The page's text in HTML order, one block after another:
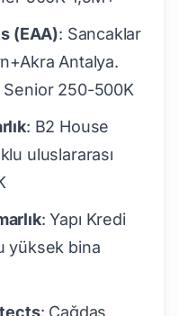
(EAA): Sancaklar
Antalya.
Senior 250-500K
: B2 House
uluslararası
: Yapı Kredi
yüksek bina
: Çağdaş